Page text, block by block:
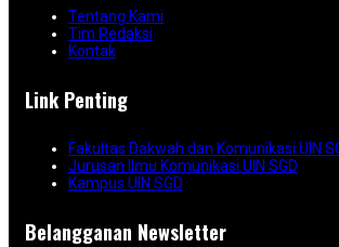
Tentang Kami
Tim Redaksi
Kontak
Link Penting
Fakultas Dakwah dan Komunikasi UIN
Jurusan Ilmu Komunikasi UIN SGD
Kampus UIN SGD
Belangganan Newsletter